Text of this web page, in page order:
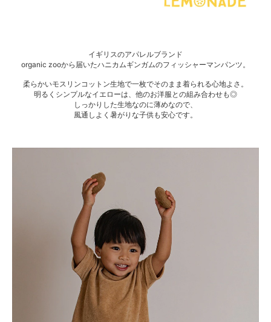
イギリスのアパレルブランド
organic zooから届いたハニカムギンガムのフィッシャーマンパンツ。
柔らかいモスリンコットン生地で一枚でそのまま着られる心地よさ。
明るくシンプルなイエローは、他のお洋服との組み合わせも◎
しっかりした生地なのに薄めなので、
風通しよく暑がりな子供も安心です。